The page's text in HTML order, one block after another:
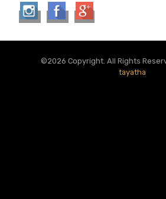
©2026 Copyright. All Rights
tayatha